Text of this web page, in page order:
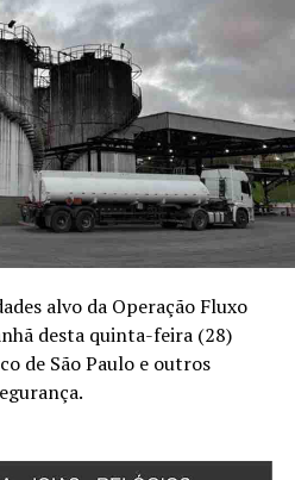
alvo da Operação Fluxo
desta quinta-feira (28)
de São Paulo e outros